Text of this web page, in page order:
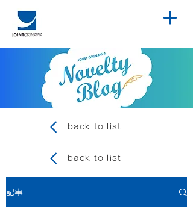
back to list
back to list
記事